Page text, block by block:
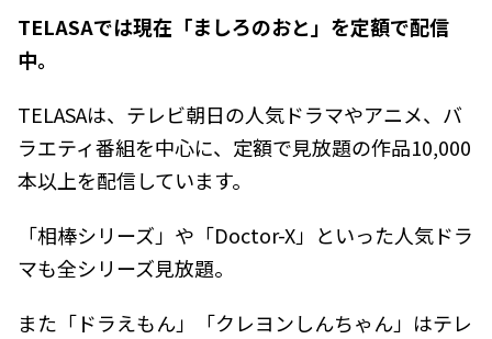
TELASAでは現在「ましろのおと」を定額で配信
中。
TELASAは、テレビ朝日の人気ドラマやアニメ、バ
ラエティ番組を中心に、定額で見放題の作品10,000
本以上を配信しています。
「相棒シリーズ」や「Doctor-X」といった人気ドラ
マも全シリーズ見放題。
また「ドラえもん」「クレヨンしんちゃん」はテレ